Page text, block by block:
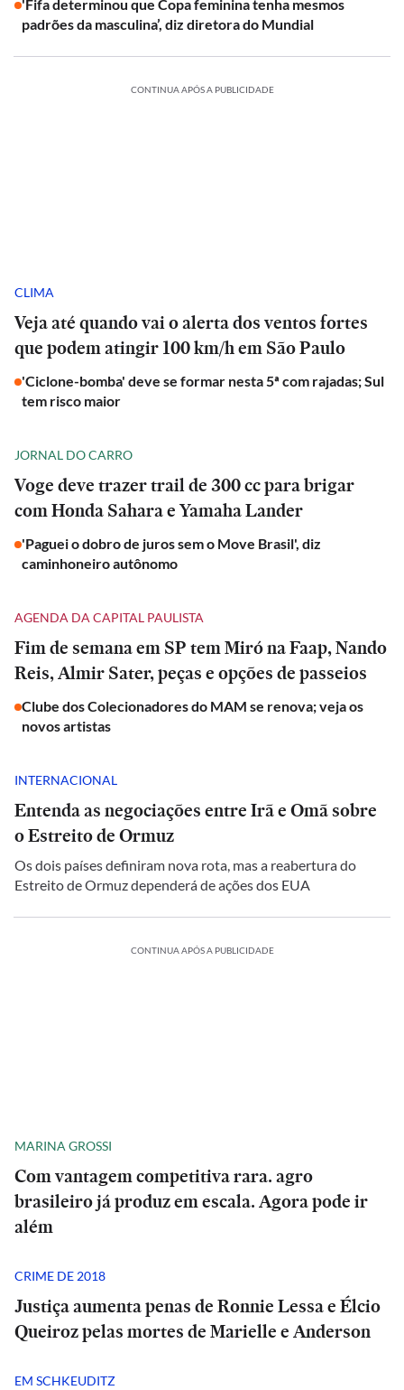
'Fifa determinou que Copa feminina tenha mesmos
padrões da masculina’, diz diretora do Mundial
CONTINUA APÓS A PUBLICIDADE
CLIMA
Veja até quando vai o alerta dos ventos fortes
que podem atingir 100 km/h em São Paulo
'Ciclone-bomba' deve se formar nesta 5ª com rajadas; Sul
tem risco maior
JORNAL DO CARRO
Voge deve trazer trail de 300 cc para brigar
com Honda Sahara e Yamaha Lander
'Paguei o dobro de juros sem o Move Brasil', diz
caminhoneiro autônomo
AGENDA DA CAPITAL PAULISTA
Fim de semana em SP tem Miró na Faap, Nando
Reis, Almir Sater, peças e opções de passeios
Clube dos Colecionadores do MAM se renova; veja os
novos artistas
INTERNACIONAL
Entenda as negociações entre Irã e Omã sobre
o Estreito de Ormuz
Os dois países definiram nova rota, mas a reabertura do
Estreito de Ormuz dependerá de ações dos EUA
CONTINUA APÓS A PUBLICIDADE
MARINA GROSSI
Com vantagem competitiva rara. agro
brasileiro já produz em escala. Agora pode ir
além
CRIME DE 2018
Justiça aumenta penas de Ronnie Lessa e Élcio
Queiroz pelas mortes de Marielle e Anderson
EM SCHKEUDITZ